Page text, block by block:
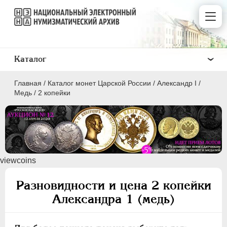
Главная / Каталог монет Царской России / Александр I /
Медь / 2 копейки
viewcoins
Разновидности и цена 2 копейки
Александра 1 (медь)
Каталог
ПEТР I 1699 - 1725
ЕКАТЕРИНА I
АННА ИОАННОВНА 1730-1740
ИОАНН АНТОНОВИЧ 1740-1741